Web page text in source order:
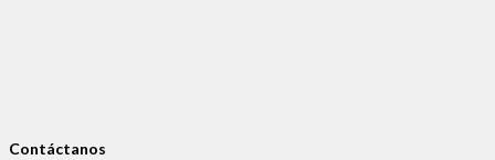
Contáctanos